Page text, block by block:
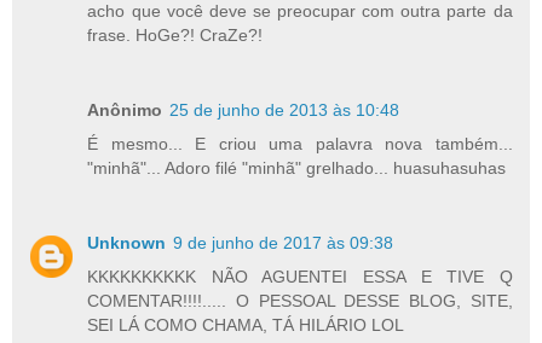
acho que você deve se preocupar com outra parte da
frase. HoGe?! CraZe?!
Anônimo 25 de junho de 2013 às 10:48
É mesmo... E criou uma palavra nova também...
"minhã"... Adoro filé "minhã" grelhado... huasuhasuhas
Unknown 9 de junho de 2017 às 09:38
KKKKKKKKKK NÃO AGUENTEI ESSA E TIVE Q
COMENTAR!!!!..... O PESSOAL DESSE BLOG, SITE,
SEI LÁ COMO CHAMA, TÁ HILÁRIO LOL